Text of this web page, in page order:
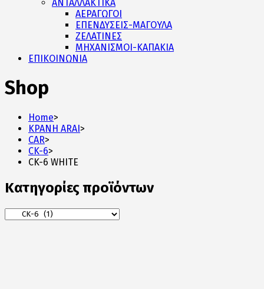
ΑΝΤΑΛΛΑΚΤΙΚΑ
ΑΕΡΑΓΩΓΟΙ
ΕΠΕΝΔΥΣΕΙΣ-ΜΑΓΟΥΛΑ
ΖΕΛΑΤΙΝΕΣ
ΜΗΧΑΝΙΣΜΟΙ-ΚΑΠΑΚΙΑ
ΕΠΙΚΟΙΝΩΝΙΑ
Shop
Home>
ΚΡΑΝΗ ARAI>
CAR>
CK-6>
CK-6 WHITE
Κατηγορίες προϊόντων